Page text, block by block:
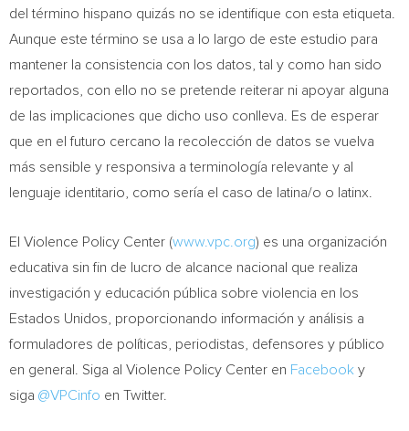
del término hispano quizás no se identifique con esta etiqueta.
Aunque este término se usa a lo largo de este estudio para
mantener la consistencia con los datos, tal y como han sido
reportados, con ello no se pretende reiterar ni apoyar alguna
de las implicaciones que dicho uso conlleva. Es de esperar
que en el futuro cercano la recolección de datos se vuelva
más sensible y responsiva a terminología relevante y al
lenguaje identitario, como sería el caso de latina/o o latinx.
El Violence Policy Center (www.vpc.org) es una organización
educativa sin fin de lucro de alcance nacional que realiza
investigación y educación pública sobre violencia en los
Estados Unidos, proporcionando información y análisis a
formuladores de políticas, periodistas, defensores y público
en general. Siga al Violence Policy Center en Facebook y
siga @VPCinfo en Twitter.